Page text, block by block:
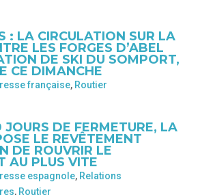
: LA CIRCULATION SUR LA
LES FORGES D’ABEL
DE SKI DU SOMPORT,
CE DIMANCHE
française, Routier
DE FERMETURE, LA
LE REVÊTEMENT
DE ROUVRIR LE
AU PLUS VITE
espagnole, Relations
, Routier